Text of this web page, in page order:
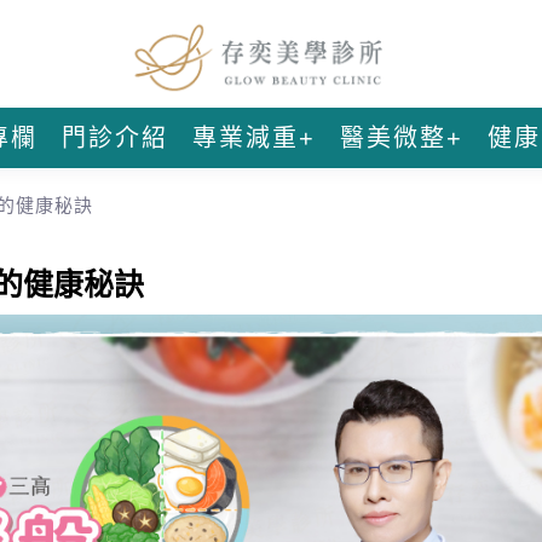
欄 門診介紹 專業減重+ 醫美微整+ 健
健康秘訣
健康秘訣